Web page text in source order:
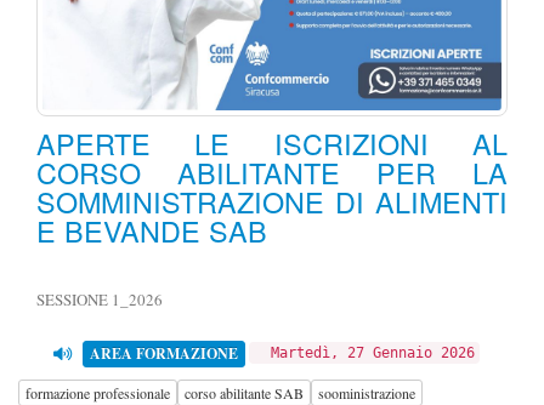
APERTE LE ISCRIZIONI AL
CORSO ABILITANTE PER LA
SOMMINISTRAZIONE DI ALIMENTI
E BEVANDE SAB
SESSIONE 1_2026
AREA FORMAZIONE Martedì, 27 Gennaio 2026
formazione professionale corso abilitante SAB
sooministrazione